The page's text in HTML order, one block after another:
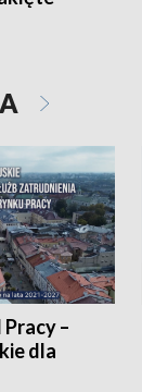
–
dla